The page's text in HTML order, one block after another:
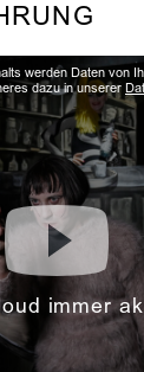
werden Daten von
dazu in unserer
immer